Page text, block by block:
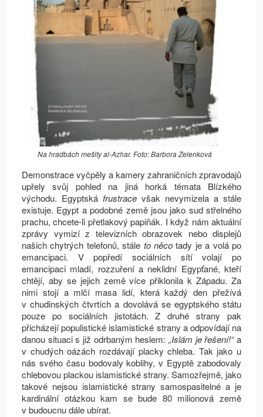
Na hradbách mešity al-Azhar. Foto: Barbora Zelenková
Demonstrace vyčpěly a kamery zahraničních zpravodajů
upřely svůj pohled na jiná horká témata Blízkého
východu. Egyptská frustrace však nevymizela a stále
existuje. Egypt a podobné země jsou jako sud střelného
prachu, chcete-li přetlakový papiňák. I když nám aktuální
zprávy vymizí z televizních obrazovek nebo displejů
našich chytrých telefonů, stále to něco tady je a volá po
emancipaci. V popředí sociálních sítí volají po
emancipaci mladí, rozzuření a neklidní Egypťané, kteří
chtějí, aby se jejich země více přiklonila k Západu. Za
nimi stojí a mlčí masa lidí, která každý den přežívá
v chudinských čtvrtích a dovolává se egyptského státu
pouze po sociálních jistotách. Z druhé strany pak
přicházejí populistické islamistické strany a odpovídají na
danou situaci s již odrbaným heslem: „Islám je řešení!“a
v chudých oázách rozdávají placky chleba. Tak jako u
nás svého času bodovaly koblihy, v Egyptě zabodovaly
chlebovou plackou islamistické strany. Samozřejmě, jako
takové nejsou islamistické strany samospasitelné a je
kardinální otázkou kam se bude 80 milionová země
v budoucnu dále ubírat.